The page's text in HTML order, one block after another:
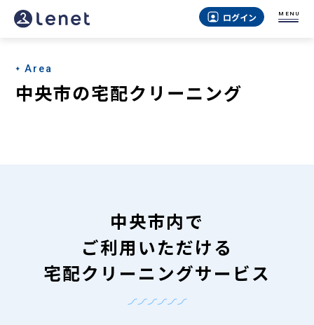
中
市
の
ログイン MENU
Area
中央市の宅配クリーニング
中央市内で
ご利用いただける
宅配クリーニングサービス